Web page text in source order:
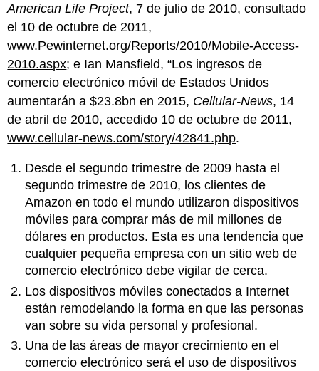
American Life Project, 7 de julio de 2010, consultado
el 10 de octubre de 2011,
www.Pewinternet.org/Reports/2010/Mobile-Access-
2010.aspx; e Ian Mansfield, “Los ingresos de
comercio electrónico móvil de Estados Unidos
aumentarán a $23.8bn en 2015, Cellular-News, 14
de abril de 2010, accedido 10 de octubre de 2011,
www.cellular-news.com/story/42841.php.
Desde el segundo trimestre de 2009 hasta el
segundo trimestre de 2010, los clientes de
Amazon en todo el mundo utilizaron dispositivos
móviles para comprar más de mil millones de
dólares en productos. Esta es una tendencia que
cualquier pequeña empresa con un sitio web de
comercio electrónico debe vigilar de cerca.
Los dispositivos móviles conectados a Internet
están remodelando la forma en que las personas
van sobre su vida personal y profesional.
Una de las áreas de mayor crecimiento en el
comercio electrónico será el uso de dispositivos